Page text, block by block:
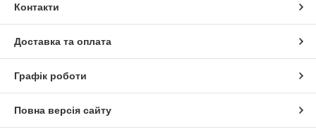
Контакти
Доставка та оплата
Графік роботи
Повна версія сайту